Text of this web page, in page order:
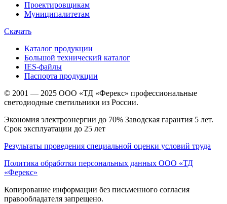
Проектировщикам
Муниципалитетам
Скачать
Каталог продукции
Большой технический каталог
IES-файлы
Паспорта продукции
© 2001 — 2025 ООО «ТД «Ферекс» профессиональные
светодиодные светильники из России.
Экономия электроэнергии до 70% Заводская гарантия 5 лет.
Срок эксплуатации до 25 лет
Результаты проведения специальной оценки условий труда
Политика обработки персональных данных ООО «ТД
«Ферекс»
Копирование информации без письменного согласия
правообладателя запрещено.